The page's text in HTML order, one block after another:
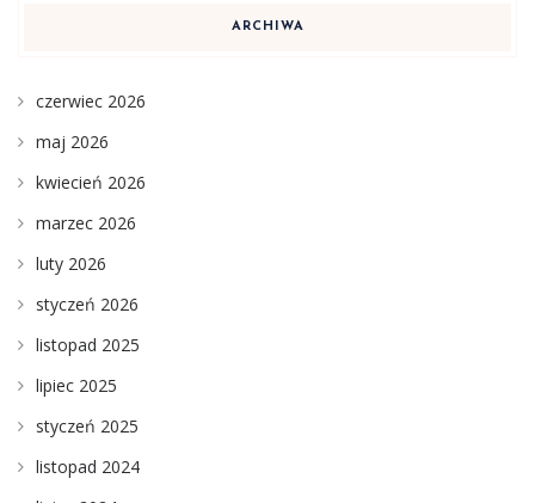
ARCHIWA
czerwiec 2026
maj 2026
kwiecień 2026
marzec 2026
luty 2026
styczeń 2026
listopad 2025
lipiec 2025
styczeń 2025
listopad 2024